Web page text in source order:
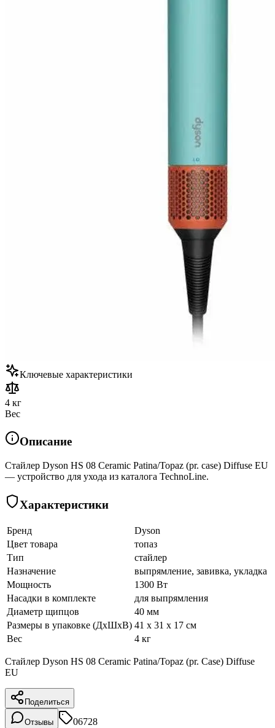
Ключевые характеристики
4 кг
Вес
Описание
Стайлер Dyson HS 08 Ceramic Patina/Topaz (pr. case) Diffuse EU
— устройство для ухода из каталога TechnoLine.
Характеристики
Бренд
Dyson
Цвет товара
топаз
Тип
стайлер
Назначение
выпрямление, завивка, укладка
Мощность
1300 Вт
Насадки в комплекте
для выпрямления
Диаметр щипцов
40 мм
Размеры в упаковке (ДхШхВ) 41 x 31 x 17 см
Вес
4 кг
Стайлер Dyson HS 08 Ceramic Patina/Topaz (pr. Case) Diffuse
EU
Поделиться
Отзывы 06728